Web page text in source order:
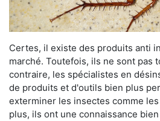
Certes, il existe des produits anti
marché. Toutefois, ils ne sont pas
contraire, les spécialistes en
de produits et d'outils bien plus
exterminer les insectes comme
plus, ils ont une connaissance